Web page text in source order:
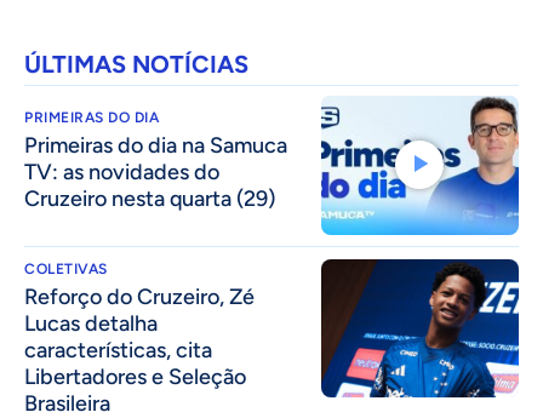
ÚLTIMAS NOTÍCIAS
PRIMEIRAS DO DIA
Primeiras do dia na Samuca
TV: as novidades do
Cruzeiro nesta quarta (29)
COLETIVAS
⁠Reforço do Cruzeiro, Zé
Lucas detalha
características, cita
Libertadores e Seleção
Brasileira